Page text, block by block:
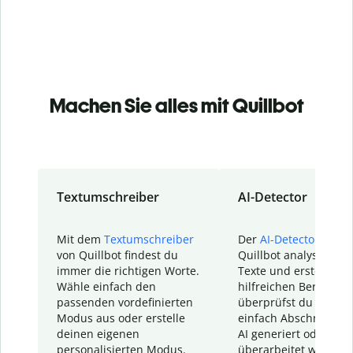
Machen Sie alles mit Quillbot
Textumschreiber
Mit dem Textumschreiber
von Quillbot findest du
immer die richtigen Worte.
Wähle einfach den
passenden vordefinierten
Modus aus oder erstelle
deinen eigenen
personalisierten Modus.
AI-Detector
Der AI-Detector
Quillbot analysiert
Texte und erstellt
hilfreichen Bericht.
überprüfst du
einfach Abschnitte,
AI generiert oder
überarbeitet wurden.